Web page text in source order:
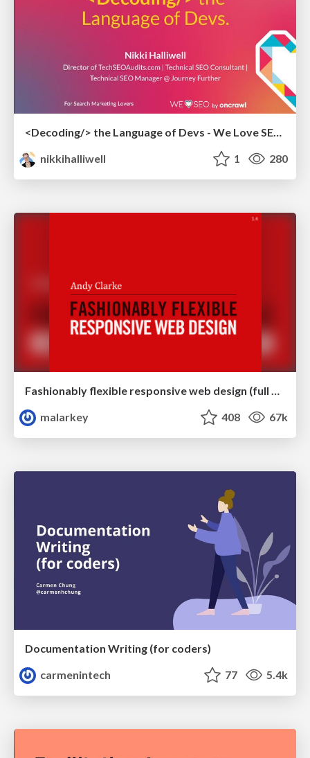
<Decoding/> the Language of Devs - We Love SEO 2024
nikkihalliwell
1 280
malarkey
408 67k
Documentation Writing (for coders)
carmenintech
77 5.4k